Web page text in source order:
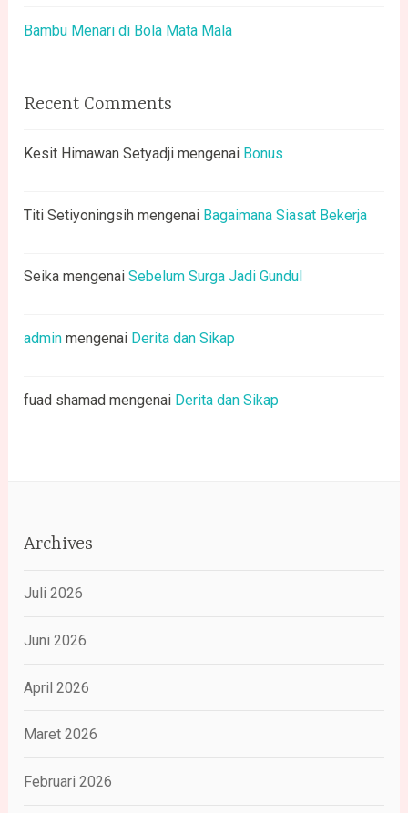
Bambu Menari di Bola Mata Mala
Recent Comments
Kesit Himawan Setyadji mengenai Bonus
Titi Setiyoningsih mengenai Bagaimana Siasat Bekerja
Seika mengenaiSebelum Surga Jadi Gundul
admin mengenai Derita dan Sikap
fuad shamad mengenai Derita dan Sikap
Archives
Juli 2026
Juni 2026
April 2026
Maret 2026
Februari 2026